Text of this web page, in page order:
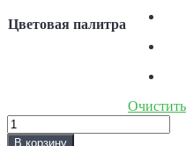
Цветовая палитра
Очистить
Количество
Скульптура
В корзину